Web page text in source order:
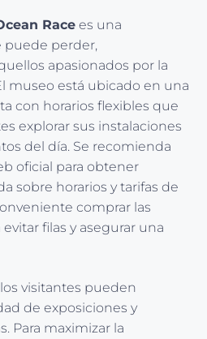
Race es una
puede perder,
apasionados por la
museo está ubicado en una
con horarios flexibles que
explorar sus instalaciones
del día. Se recomienda
oficial para obtener
sobre horarios y tarifas de
comprar las
filas y asegurar una
visitantes pueden
de exposiciones y
Para maximizar la